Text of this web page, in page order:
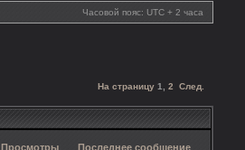
Часовой пояс: UTC + 2 часа
На страницу 1 2 След.
Просмотры Последнее сообщение